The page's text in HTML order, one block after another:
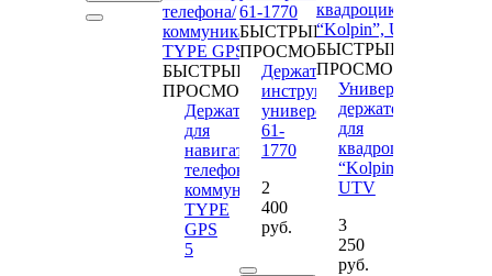
БЫСТРЫЙ
ПРОСМОТР
Держатель
для
навигатора/
телефона/
коммуникатора
TYPE
GPS
5
БЫСТРЫЙ
ПРОСМОТР
Держатель
инструмента
универсальный
61-
1770
2
400
руб.
БЫСТРЫЙ
ПРОСМОТР
Универсальный
держатель
для
квадроцикла
“Kolpin”,
UTV
3
250
руб.